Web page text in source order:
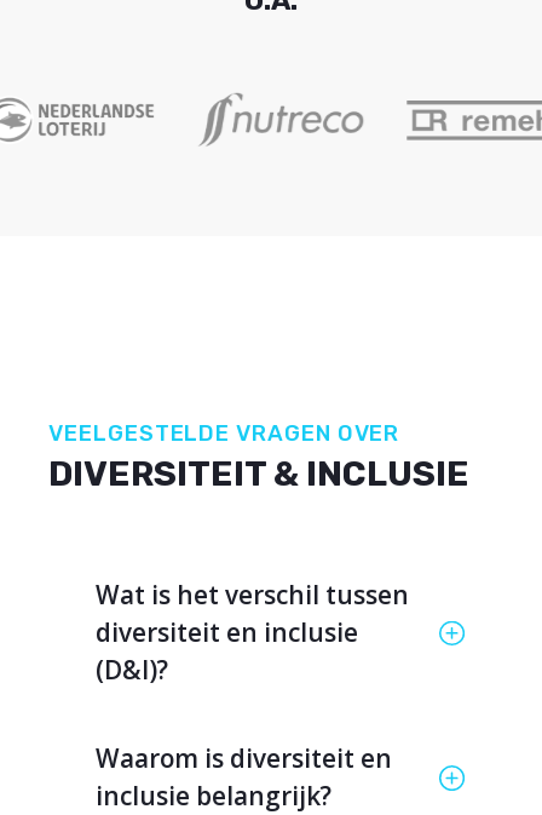
VEELGESTELDE VRAGEN OVER
DIVERSITEIT & INCLUSIE
Wat is het verschil tussen
diversiteit en inclusie
(D&I)?
Waarom is diversiteit en
inclusie belangrijk?